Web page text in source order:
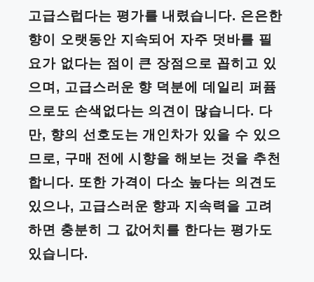
고급스럽다는 평가를 내렸습니다. 은은한
향이 오랫동안 지속되어 자주 덧바를 필
요가 없다는 점이 큰 장점으로 꼽히고 있
으며, 고급스러운 향 덕분에 데일리 퍼퓸
으로도 손색없다는 의견이 많습니다. 다
만, 향의 선호도는 개인차가 있을 수 있으
므로, 구매 전에 시향을 해보는 것을 추천
합니다. 또한 가격이 다소 높다는 의견도
있으나, 고급스러운 향과 지속력을 고려
하면 충분히 그 값어치를 한다는 평가도
있습니다.